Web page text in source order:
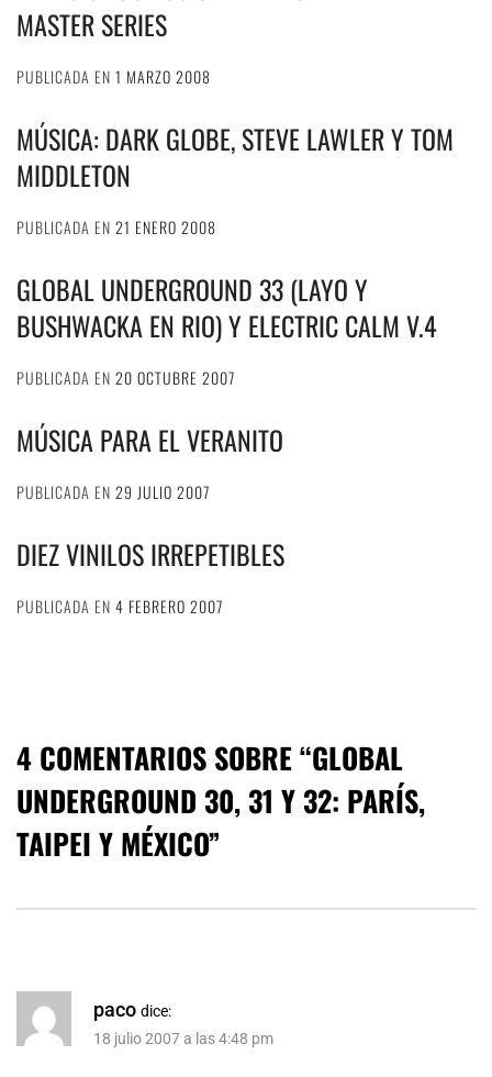
MASTER SERIES
PUBLICADA EN 1 MARZO 2008
MÚSICA: DARK GLOBE, STEVE LAWLER Y TOM
MIDDLETON
PUBLICADA EN 21 ENERO 2008
GLOBAL UNDERGROUND 33 (LAYO Y
BUSHWACKA EN RIO) Y ELECTRIC CALM V.4
PUBLICADA EN 20 OCTUBRE 2007
MÚSICA PARA EL VERANITO
PUBLICADA EN 29 JULIO 2007
DIEZ VINILOS IRREPETIBLES
PUBLICADA EN 4 FEBRERO 2007
4 COMENTARIOS SOBRE “GLOBAL
UNDERGROUND 30, 31 Y 32: PARÍS,
TAIPEI Y MÉXICO”
paco dice:
18 julio 2007 a las 4:48 pm